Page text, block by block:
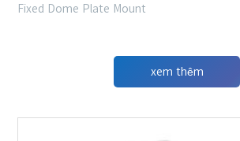
Fixed Dome Plate Mount
xem thêm